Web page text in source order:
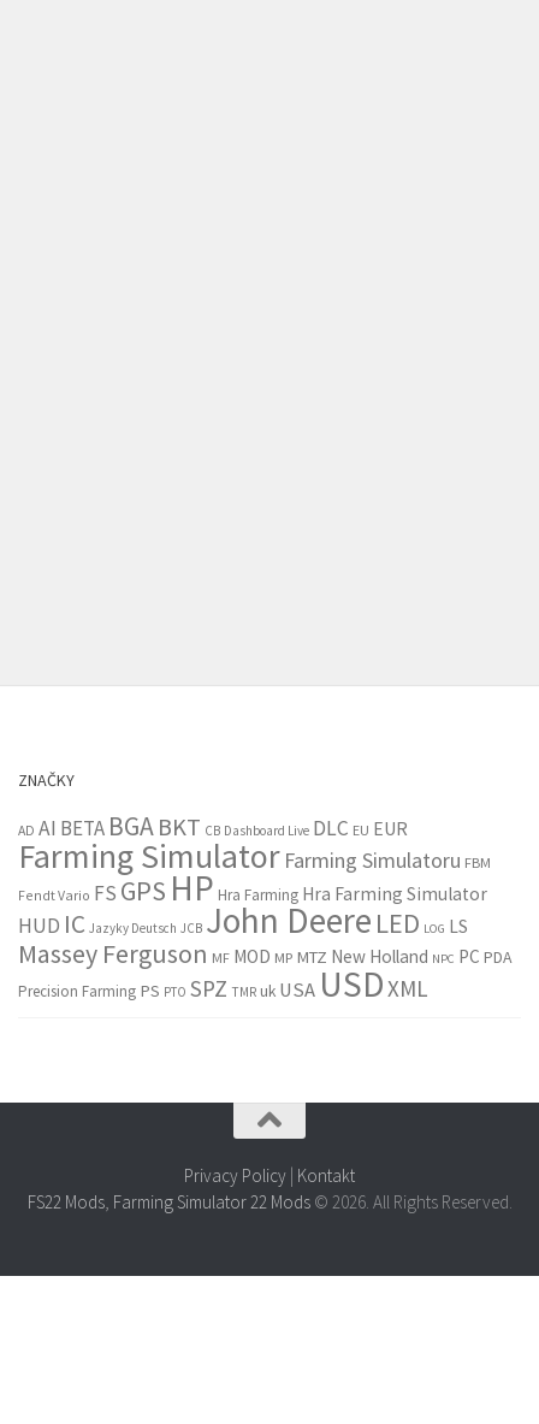
ZNAČKY
AD AI BETA BGABKT CB Dashboard Live DLC EU EUR
Farming Simulator Farming Simulatoru FBM
Fendt Vario FS GPS HP Hra Farming Hra Farming Simulator
HUD IC Jazyky Deutsch JCB John Deere LED LOG LS
Massey Ferguson MF MOD MP MTZ New Holland NPC PC PDA
Precision Farming PS PTO SPZ TMR uk USA USDXML
Privacy Policy | Kontakt
FS22 Mods, Farming Simulator 22 Mods© 2026. All Rights Reserved.